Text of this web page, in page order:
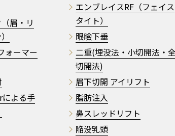
眉・リ
ォーマー
による手
エンブレイスRF（フェイス
タイト）
眼瞼下垂
二重(埋没法・小切開法・全
切開法)
眉下切開 アイリフト
脂肪注入
鼻スレッドリフト
陥没乳頭